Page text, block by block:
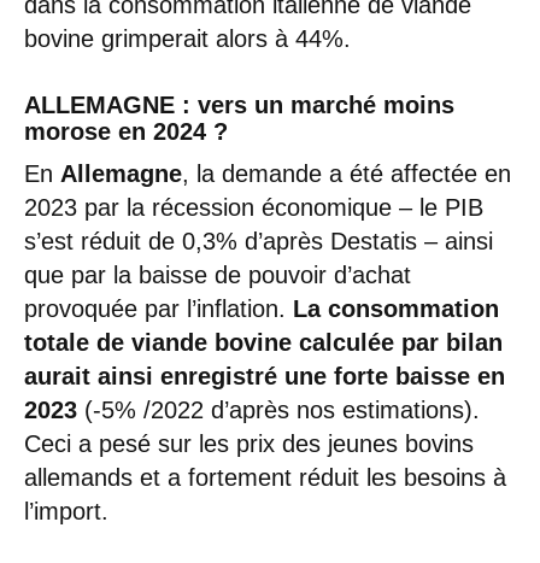
bovine grimperait alors à 44%.
ALLEMAGNE : vers un marché moins
morose en 2024 ?
En Allemagne, la demande a été affectée en
2023 par la récession économique – le PIB
s’est réduit de 0,3% d’après Destatis – ainsi
que par la baisse de pouvoir d’achat
provoquée par l’inflation. La consommation
totale de viande bovine calculée par bilan
aurait ainsi enregistré une forte baisse en
2023 (-5% /2022 d’après nos estimations).
Ceci a pesé sur les prix des jeunes bovins
allemands et a fortement réduit les besoins à
l’import.